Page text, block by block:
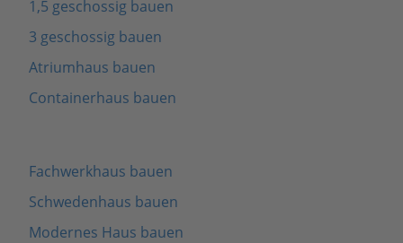
1,5 geschossig bauen
3 geschossig bauen
Atriumhaus bauen
Containerhaus bauen
Fachwerkhaus bauen
Schwedenhaus bauen
Modernes Haus bauen